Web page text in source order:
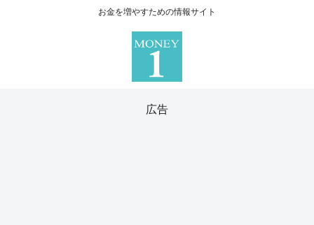
お金を増やすための情報サイト
広告